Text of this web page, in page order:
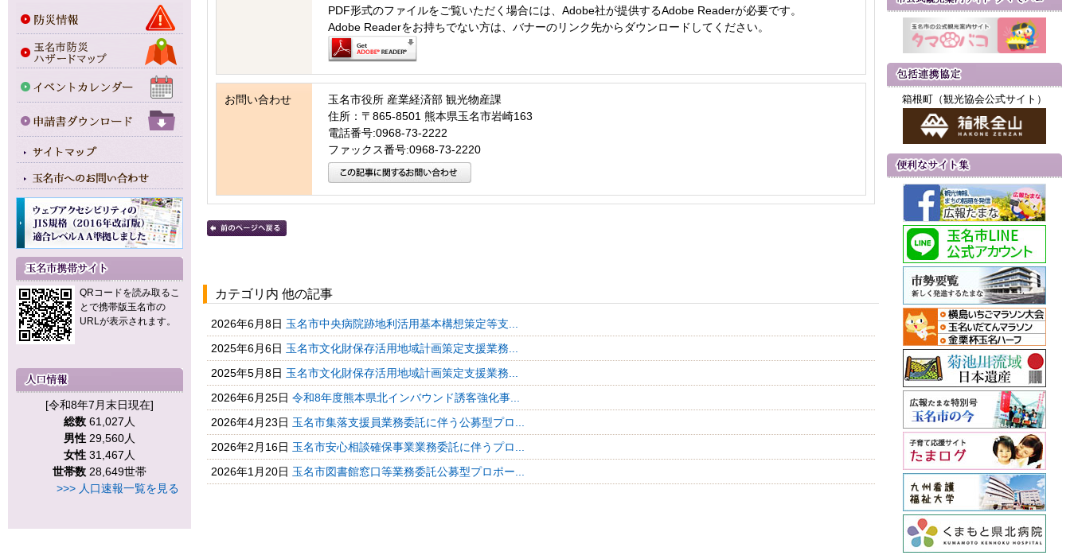
QRコードを読み取るこ
とで携帯版玉名市の
URLが表示されます。
[令和8年7月末日現在]
総数 61,027人
男性 29,560人
女性 31,467人
世帯数 28,649世帯
>>> 人口速報一覧を見る
PDF形式のファイルをご覧いただく場合には、Adobe社が提供するAdobe Readerが必要です。
Adobe Readerをお持ちでない方は、バナーのリンク先からダウンロードしてください。
お問い合わせ
玉名市役所 産業経済部 観光物産課
住所：〒865-8501 熊本県玉名市岩崎163
電話番号:0968-73-2222
ファックス番号:0968-73-2220
カテゴリ内 他の記事
2026年6月8日 玉名市中央病院跡地利活用基本構想策定等支...
2025年6月6日 玉名市文化財保存活用地域計画策定支援業務...
2025年5月8日 玉名市文化財保存活用地域計画策定支援業務...
2026年6月25日 令和8年度熊本県北インバウンド誘客強化事...
2026年4月23日 玉名市集落支援員業務委託に伴う公募型プロ...
2026年2月16日 玉名市安心相談確保事業業務委託に伴うプロ...
2026年1月20日 玉名市図書館窓口等業務委託公募型プロポー...
箱根町（観光協会公式サイト）